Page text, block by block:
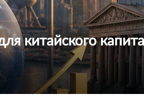
китайского